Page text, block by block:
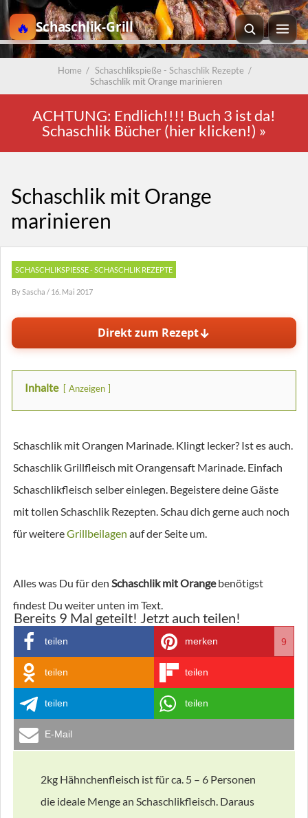
Schaschlik-Grill
Home / Schaschlikspieße - Schaschlik Rezepte /
Schaschlik mit Orange marinieren
ACHTUNG: Endlich!!!! Buch 3 ist da!
Schaschlik Bücher (hier klicken!) »
Schaschlik mit Orange
marinieren
SCHASCHLIKSPIESSE - SCHASCHLIK REZEPTE
BySascha / 16. Mai 2017
Direkt zum Rezept↓
Inhalte Anzeigen
Schaschlik mit Orangen Marinade. Klingt lecker? Ist es auch.
Schaschlik Grillfleisch mit Orangensaft Marinade. Einfach
Schaschlikfleisch selber einlegen. Begeistere deine Gäste
mit tollen Schaschlik Rezepten. Schau dich gerne auch noch
für weitereGrillbeilagen auf der Seite um.
Alles was Du für den Schaschlik mit Orangebenötigst
findest Du weiter unten im Text.
Bereits 9 Mal geteilt! Jetzt auch teilen!
teilen merken 9
teilen teilen
teilen teilen
E-Mail
2kg Hähnchenfleisch ist für ca. 5 – 6 Personen
die ideale Menge an Schaschlikfleisch. Daraus